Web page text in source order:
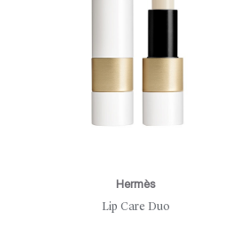
Hermès
Lip Care Duo